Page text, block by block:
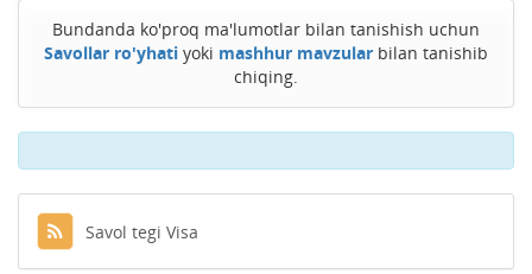
Bundanda ko'proq ma'lumotlar bilan tanishish uchun
Savollar ro'yhati yoki mashhur mavzular bilan tanishib
chiqing.
Savol tegi Visa